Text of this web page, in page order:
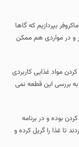
بپردازیم که گاها
و در مواردی هم ممکن
مواد غذایی کاربردی
به بررسی این قطعه نمی
بوده و در برنامه
تا غذا را گریل کرده و